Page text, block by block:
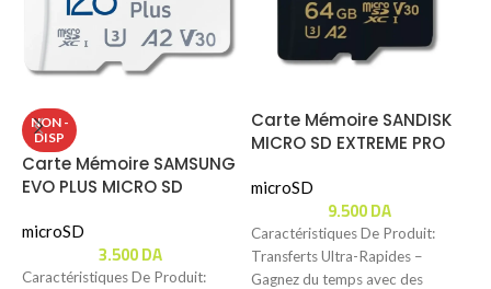
NON -
DISP
Carte Mémoire SAMSUNG
EVO PLUS MICRO SD
microSD
3.500DA
Caractéristiques De Produit:
Carte Mémoire SANDISK
MICRO SD EXTREME PRO
microSD
9.500DA
Caractéristiques De Produit:
Transferts Ultra-Rapides –
Gagnez du temps avec des